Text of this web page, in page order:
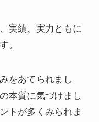
実績、実力ともに
。
をあてられまし
本質に気づけまし
トが多くみられま